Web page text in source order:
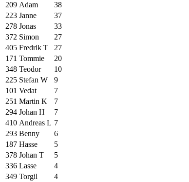
209 Adam
38
223 Janne
37
278 Jonas
33
372 Simon
27
405 Fredrik T
27
171 Tommie
20
348 Teodor
10
225 Stefan W
9
101 Vedat
7
251 Martin K
7
294 Johan H
7
410 Andreas L 7
293 Benny
6
187 Hasse
5
378 Johan T
5
336 Lasse
4
349 Torgil
4